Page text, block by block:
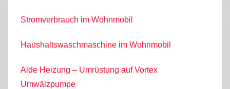
Stromverbrauch im Wohnmobil
Haushaltswaschmaschine im Wohnmobil
Alde Heizung – Umrüstung auf Vortex
Umwälzpumpe